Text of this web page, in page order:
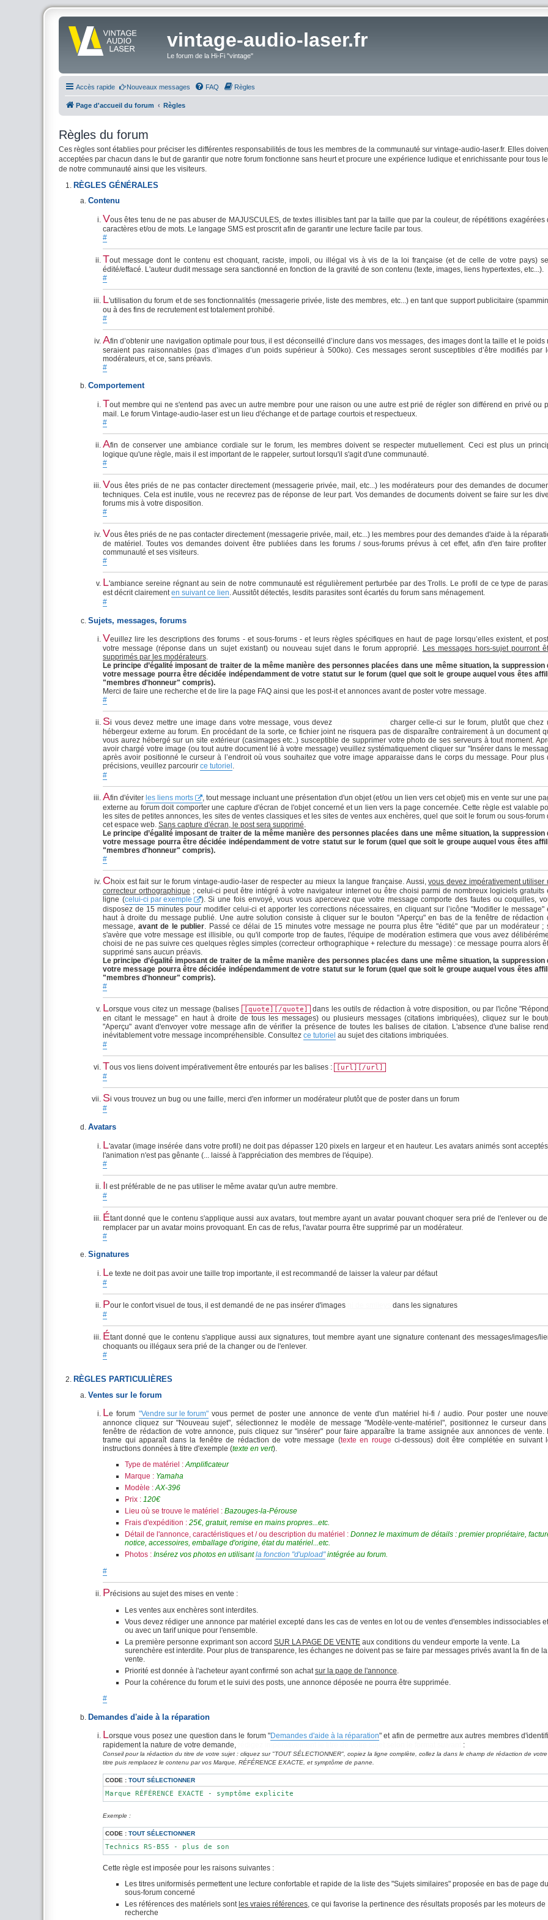
vintage-audio-laser.fr
Le forum de la Hi-Fi "vintage"
Accès rapide Nouveaux messages FAQ Règles
Page d'accueil du forum Règles
Règles du forum
Ces règles sont établies pour préciser les différentes responsabilités de tous les membres de la communauté sur vintage-audio-laser.fr. Elles
acceptées par chacun dans le but de garantir que notre forum fonctionne sans heurt et procure une expérience ludique et enrichissante pour tous
de notre communauté ainsi que les visiteurs.
RÈGLES GÉNÉRALES
Contenu
Vous êtes tenu de ne pas abuser de MAJUSCULES, de textes illisibles tant par la taille que par la couleur, de répétitions exagérées
caractères et/ou de mots. Le langage SMS est proscrit afin de garantir une lecture facile par tous.
#
Tout message dont le contenu est choquant, raciste, impoli, ou illégal vis à vis de la loi française (et de celle de votre pays)
édité/effacé. L'auteur dudit message sera sanctionné en fonction de la gravité de son contenu (texte, images, liens hypertextes, etc...).
#
L'utilisation du forum et de ses fonctionnalités (messagerie privée, liste des membres, etc...) en tant que support publicitaire
ou à des fins de recrutement est totalement prohibé.
#
Afin d’obtenir une navigation optimale pour tous, il est déconseillé d’inclure dans vos messages, des images dont la taille et le poids
seraient pas raisonnables (pas d’images d’un poids supérieur à 500ko). Ces messages seront susceptibles d’être modifiés par
modérateurs, et ce, sans préavis.
#
Comportement
Tout membre qui ne s'entend pas avec un autre membre pour une raison ou une autre est prié de régler son différend en privé ou
mail. Le forum Vintage-audio-laser est un lieu d'échange et de partage courtois et respectueux.
#
Afin de conserver une ambiance cordiale sur le forum, les membres doivent se respecter mutuellement. Ceci est plus un
logique qu'une règle, mais il est important de le rappeler, surtout lorsqu'il s'agit d'une communauté.
#
Vous êtes priés de ne pas contacter directement (messagerie privée, mail, etc...) les modérateurs pour des demandes de
techniques. Cela est inutile, vous ne recevrez pas de réponse de leur part. Vos demandes de documents doivent se faire sur les
forums mis à votre disposition.
#
Vous êtes priés de ne pas contacter directement (messagerie privée, mail, etc...) les membres pour des demandes d'aide à la
de matériel. Toutes vos demandes doivent être publiées dans les forums / sous-forums prévus à cet effet, afin d'en faire
communauté et ses visiteurs.
#
L'ambiance sereine régnant au sein de notre communauté est régulièrement perturbée par des Trolls. Le profil de ce type de
est décrit clairementen suivant ce lien. Aussitôt détectés, lesdits parasites sont écartés du forum sans ménagement.
#
Sujets, messages, forums
Veuillez lire les descriptions des forums - et sous-forums - et leurs règles spécifiques en haut de page lorsqu’elles existent, et
votre message (réponse dans un sujet existant) ou nouveau sujet dans le forum approprié. Les messages hors-sujet pourront
supprimés par les modérateurs.
Le principe d’égalité imposant de traiter de la même manière des personnes placées dans une même situation, la suppression
votre message pourra être décidée indépendamment de votre statut sur le forum (quel que soit le groupe auquel vous êtes
"membres d'honneur" compris).
Merci de faire une recherche et de lire la page FAQ ainsi que les post-it et annonces avant de poster votre message.
#
Si vous devez mettre une image dans votre message, vous devez
charger celle-ci sur le forum, plutôt que chez
hébergeur externe au forum. En procédant de la sorte, ce fichier joint ne risquera pas de disparaître contrairement à un document
vous aurez hébergé sur un site extérieur (casimages etc..) susceptible de supprimer votre photo de ses serveurs à tout moment.
avoir chargé votre image (ou tout autre document lié à votre message) veuillez systématiquement cliquer sur "Insérer dans le
après avoir positionné le curseur à l’endroit où vous souhaitez que votre image apparaisse dans le corps du message. Pour plus
précisions, veuillez parcourir ce tutoriel .
#
Afin d'éviter les liens morts
, tout message incluant une présentation d'un objet (et/ou un lien vers cet objet) mis en vente sur une
externe au forum doit comporter une capture d'écran de l'objet concerné et un lien vers la page concernée. Cette règle est valable
les sites de petites annonces, les sites de ventes classiques et les sites de ventes aux enchères, quel que soit le forum ou sous-forum
cet espace web. Sans capture d'écran, le post sera supprimé.
Le principe d’égalité imposant de traiter de la même manière des personnes placées dans une même situation, la suppression
votre message pourra être décidée indépendamment de votre statut sur le forum (quel que soit le groupe auquel vous êtes
"membres d'honneur" compris).
#
C hoix est fait sur le forum vintage-audio-laser de respecter au mieux la langue française. Aussi,vous devez impérativement utiliser
correcteur orthographique ; celui-ci peut être intégré à votre navigateur internet ou être choisi parmi de nombreux logiciels gratuits
ligne (celui-ci par exemple
). Si une fois envoyé, vous vous apercevez que votre message comporte des fautes ou coquilles,
disposez de 15 minutes pour modifier celui-ci et apporter les corrections nécessaires, en cliquant sur l’icône "Modifier le message"
haut à droite du message publié. Une autre solution consiste à cliquer sur le bouton "Aperçu" en bas de la fenêtre de rédaction
message, avant de le publier. Passé ce délai de 15 minutes votre message ne pourra plus être "édité" que par un modérateur ;
s'avère que votre message est illisible, ou qu'il comporte trop de fautes, l'équipe de modération estimera que vous avez
choisi de ne pas suivre ces quelques règles simples (correcteur orthographique + relecture du message) : ce message pourra alors
supprimé sans aucun préavis.
Le principe d’égalité imposant de traiter de la même manière des personnes placées dans une même situation, la suppression
votre message pourra être décidée indépendamment de votre statut sur le forum (quel que soit le groupe auquel vous êtes
"membres d'honneur" compris).
#
Lorsque vous citez un message (balises [quote][/quote]
dans les outils de rédaction à votre disposition, ou par l'icône
en citant le message" en haut à droite de tous les messages) ou plusieurs messages (citations imbriquées), cliquez sur le
"Aperçu" avant d'envoyer votre message afin de vérifier la présence de toutes les balises de citation. L'absence d'une balise
inévitablement votre message incompréhensible. Consultez ce tutoriel au sujet des citations imbriquées.
#
Tous vos liens doivent impérativement être entourés par les balises : [url][/url]
#
Si vous trouvez un bug ou une faille, merci d'en informer un modérateur plutôt que de poster dans un forum
#
Avatars
L'avatar (image insérée dans votre profil) ne doit pas dépasser 120 pixels en largeur et en hauteur. Les avatars animés sont
l'animation n'est pas gênante (... laissé à l'appréciation des membres de l'équipe).
#
Il est préférable de ne pas utiliser le même avatar qu'un autre membre.
#
Étant donné que le contenu s'applique aussi aux avatars, tout membre ayant un avatar pouvant choquer sera prié de l'enlever ou
remplacer par un avatar moins provoquant. En cas de refus, l'avatar pourra être supprimé par un modérateur.
#
Signatures
Le texte ne doit pas avoir une taille trop importante, il est recommandé de laisser la valeur par défaut
#
Pour le confort visuel de tous, il est demandé de ne pas insérer d'images
dans les signatures
#
Étant donné que le contenu s'applique aussi aux signatures, tout membre ayant une signature contenant des messages/images/
choquants ou illégaux sera prié de la changer ou de l'enlever.
#
RÈGLES PARTICULIÈRES
Ventes sur le forum
Le forum "Vendre sur le forum"vous permet de poster une annonce de vente d'un matériel hi-fi / audio. Pour poster une
annonce cliquez sur "Nouveau sujet", sélectionnez le modèle de message "Modèle-vente-matériel", positionnez le curseur
fenêtre de rédaction de votre annonce, puis cliquez sur "insérer" pour faire apparaître la trame assignée aux annonces de vente.
trame qui apparaît dans la fenêtre de rédaction de votre message (texte en rouge ci-dessous) doit être complétée en suivant
instructions données à titre d'exemple (texte en vert).
Type de matériel : Amplificateur
Marque : Yamaha
Modèle : AX-396
Prix : 120€
Lieu où se trouve le matériel : Bazouges-la-Pérouse
Frais d'expédition : 25€, gratuit, remise en mains propres...etc.
Détail de l'annonce, caractéristiques et / ou description du matériel : Donnez le maximum de détails : premier propriétaire,
notice, accessoires, emballage d'origine, état du matériel...etc.
Photos : Insérez vos photos en utilisantla fonction "d'upload"intégrée au forum.
#
Précisions au sujet des mises en vente :
Les ventes aux enchères sont interdites.
Vous devez rédiger une annonce par matériel excepté dans les cas de ventes en lot ou de ventes d'ensembles indissociables
ou avec un tarif unique pour l'ensemble.
La première personne exprimant son accord SUR LA PAGE DE VENTE aux conditions du vendeur emporte la vente. La
surenchère est interdite. Pour plus de transparence, les échanges ne doivent pas se faire par messages privés avant la fin de la
vente.
Priorité est donnée à l'acheteur ayant confirmé son achatsur la page de l'annonce.
Pour la cohérence du forum et le suivi des posts, une annonce déposée ne pourra être supprimée.
#
Demandes d'aide à la réparation
Lorsque vous posez une question dans le forum "Demandes d'aide à la réparation" et afin de permettre aux autres membres
rapidement la nature de votre demande,
:
Conseil pour la rédaction du titre de votre sujet : cliquez sur "TOUT SÉLECTIONNER", copiez la ligne complète, collez la dans le champ de rédaction de votre
titre puis remplacez le contenu par vos Marque, RÉFÉRENCE EXACTE, et symptôme de panne.
CODE : TOUT SÉLECTIONNER
Marque RÉFÉRENCE EXACTE - symptôme explicite
Exemple :
CODE : TOUT SÉLECTIONNER
Technics RS-B55 - plus de son
Cette règle est imposée pour les raisons suivantes :
Les titres uniformisés permettent une lecture confortable et rapide de la liste des "Sujets similaires" proposée en bas de page du
sous-forum concerné
Les références des matériels sont les vraies références, ce qui favorise la pertinence des résultats proposés par les moteurs de
recherche